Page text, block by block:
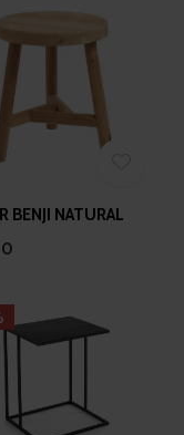
BENJI NATURAL